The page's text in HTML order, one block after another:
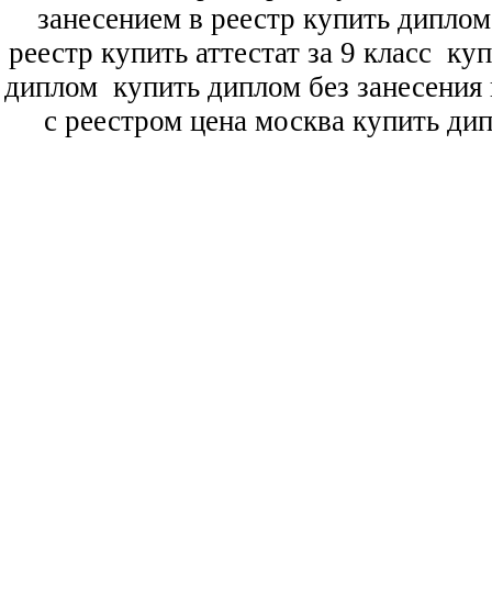
занесением в реестр купить
реестр купить аттестат за 9 класс
диплом купить диплом без
с реестром цена москва купить